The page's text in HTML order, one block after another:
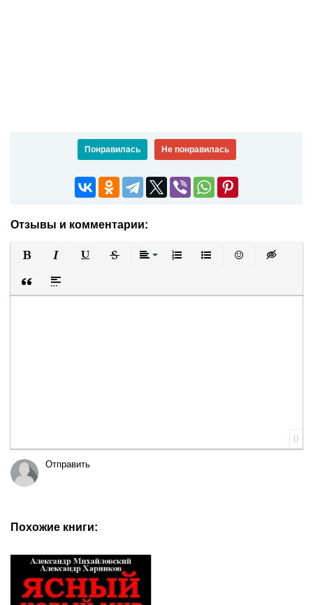
Понравилась Не понравилась
Отзывы и комментарии:
Вставка цитаты
Вставка спойлера
0
Отправить
Похожие книги: